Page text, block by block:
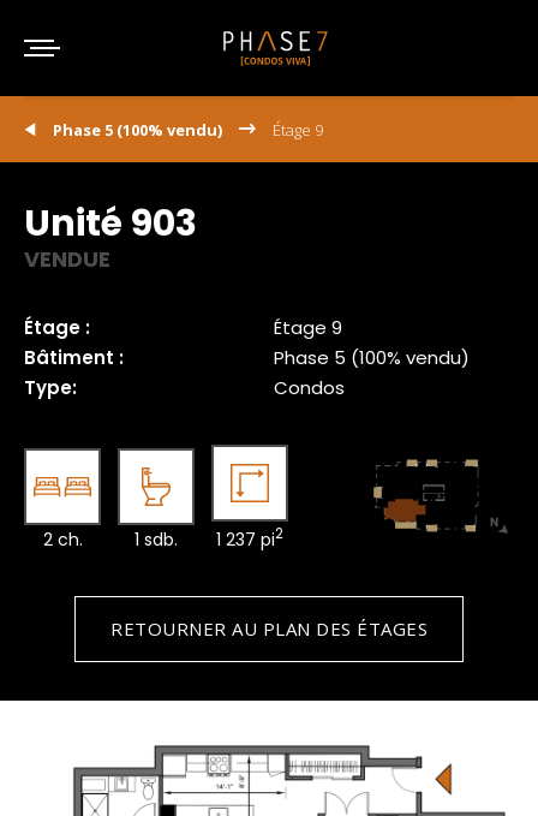
Phase 5 (100% vendu) Étage 9
Unité 903
VENDUE
Étage :
Étage 9
Bâtiment :
Phase 5 (100% vendu)
Type:
Condos
2 ch. 1 sdb. 1 237 pi2
RETOURNER AU PLAN DES ÉTAGES